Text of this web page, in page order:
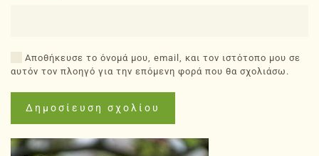
Αποθήκευσε το όνομά μου, email, και τον ιστότοπο μου σε
αυτόν τον πλοηγό για την επόμενη φορά που θα σχολιάσω.
Δημοσίευση σχολίου